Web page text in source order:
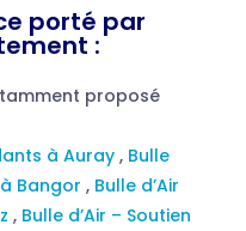
porté par
:
proposé
à Auray , Bulle
Bangor , Bulle d’Air
, Bulle d’Air – Soutien